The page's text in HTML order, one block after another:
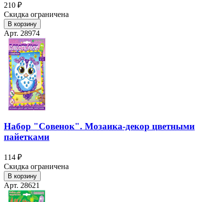
210 ₽
Скидка ограничена
В корзину
Арт. 28974
Набор "Совенок". Мозаика-декор цветными
пайетками
114 ₽
Скидка ограничена
В корзину
Арт. 28621